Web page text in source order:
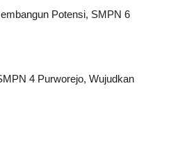
Potensi, SMPN 6
4 Purworejo, Wujudkan